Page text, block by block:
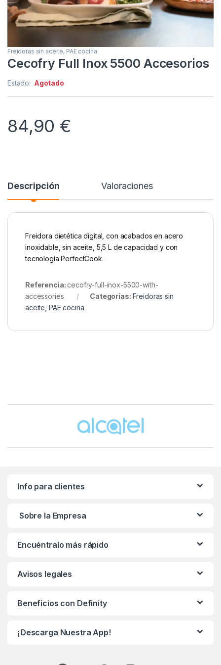
Freidoras sin aceite, PAE cocina
Cecofry Full Inox 5500 Accesorios
Estado: Agotado
84,90 €
Descripción Valoraciones
Freidora dietética digital, con acabados en acero
inoxidable, sin aceite, 5,5 L de capacidad y con
tecnología PerfectCook.
Referencia:cecofry-full-inox-5500-with-
accessories
Categorías: Freidoras sin
aceite PAE cocina
Brands Carousel
Info para clientes
Sobre la Empresa
Encuéntralo más rápido
Avisos legales
Beneficios con Definity
¡Descarga Nuestra App!